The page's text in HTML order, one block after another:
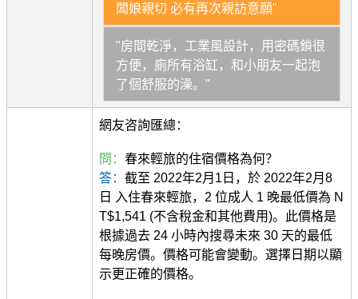
闆娘親切 必有再次親訪意願"
"房間乾淨，工業風設計，用密碼鎖很
方便，廁所有浴缸，和小朋友一起泡
了個舒服的澡。"
網友咨詢匯總：
問： 春來輕旅的住宿價格為何？
答： 截至 2022年2月1日，於 2022年2月8
日 入住春來輕旅，2 位成人 1 晚最低價為 N
T$1,541 (不含稅金和其他費用)。此價格是
根據過去 24 小時內搜尋未來 30 天的最低
每晚房價。價格可能會變動。選擇日期以顯
示更正確的價格。